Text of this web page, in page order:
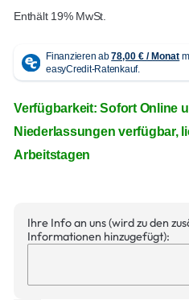
Enthält 19% MwSt.
Verfügbarkeit: Sofort Online
Niederlassungen verfügbar,
Arbeitstagen
Ihre Info an uns (wird zu den
Informationen hinzugefügt):